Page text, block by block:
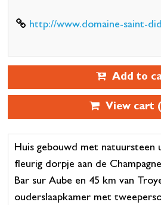
http://www.domaine-saint-
Add to
View cart (
Huis gebouwd met natuursteen
fleurig dorpje aan de
Bar sur Aube en 45 km van
ouderslaapkamer met